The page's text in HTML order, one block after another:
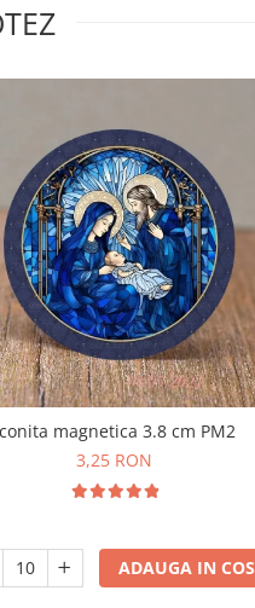
magnetica 3.8 cm PM2
3,25 RON
ADAUGA IN COS